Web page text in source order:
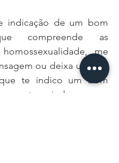
indicação de um bom
compreende as
me
ou deixa um “eu
te indico um bom
te ajudar nesse